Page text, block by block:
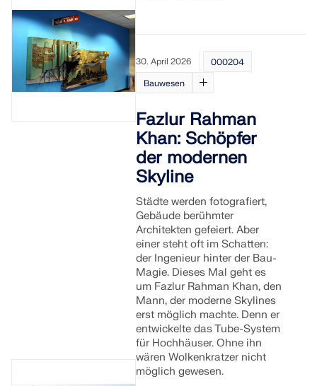
30. April 2026
000204
Bauwesen
Fazlur Rahman
Khan: Schöpfer
der modernen
Skyline
Städte werden fotografiert,
Gebäude berühmter
Architekten gefeiert. Aber
einer steht oft im Schatten:
der Ingenieur hinter der Bau-
Magie. Dieses Mal geht es
um Fazlur Rahman Khan, den
Mann, der moderne Skylines
erst möglich machte. Denn er
entwickelte das Tube-System
für Hochhäuser. Ohne ihn
wären Wolkenkratzer nicht
möglich gewesen.